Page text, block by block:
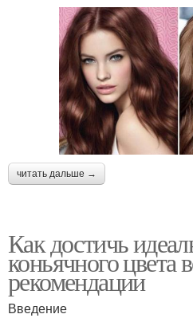
читать дальше →
Как достичь
коньячного цвета
рекомендации
Введение